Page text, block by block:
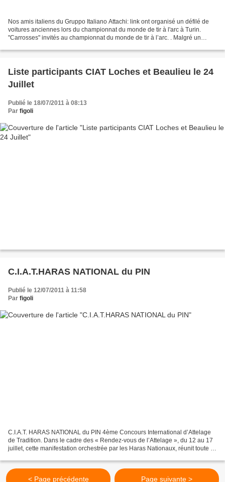
Nos amis italiens du Gruppo Italiano Attachi: link ont organisé un défilé de
voitures anciennes lors du championnat du monde de tir à l'arc à Turin.
"Carrosses" invités au championnat du monde de tir à l’arc. . Malgré un
Liste participants CIAT Loches et Beaulieu le 24
Juillet
Publié le 18/07/2011 à 08:13
Par figoli
C.I.A.T.HARAS NATIONAL du PIN
Publié le 12/07/2011 à 11:58
Par figoli
C.I.A.T. HARAS NATIONAL du PIN 4ème Concours International d’Attelage
de Tradition. Dans le cadre des « Rendez-vous de l’Attelage », du 12 au 17
juillet, cette manifestation orchestrée par les Haras Nationaux, réunit toute la
< Page précédente Page suivante >